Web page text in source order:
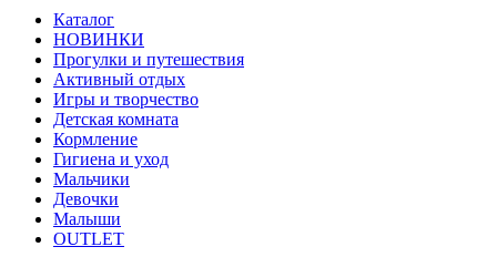
Каталог
НОВИНКИ
Прогулки и путешествия
Активный отдых
Игры и творчество
Детская комната
Кормление
Гигиена и уход
Мальчики
Девочки
Малыши
OUTLET